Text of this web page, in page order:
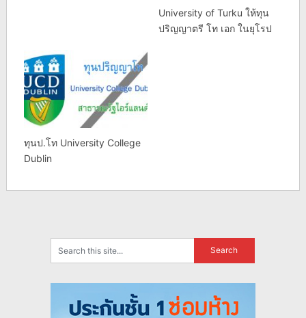
University of Turku ให้ทุน
ปริญญาตรี โท เอก ในยุโรป
ทุนป.โท University College
Dublin